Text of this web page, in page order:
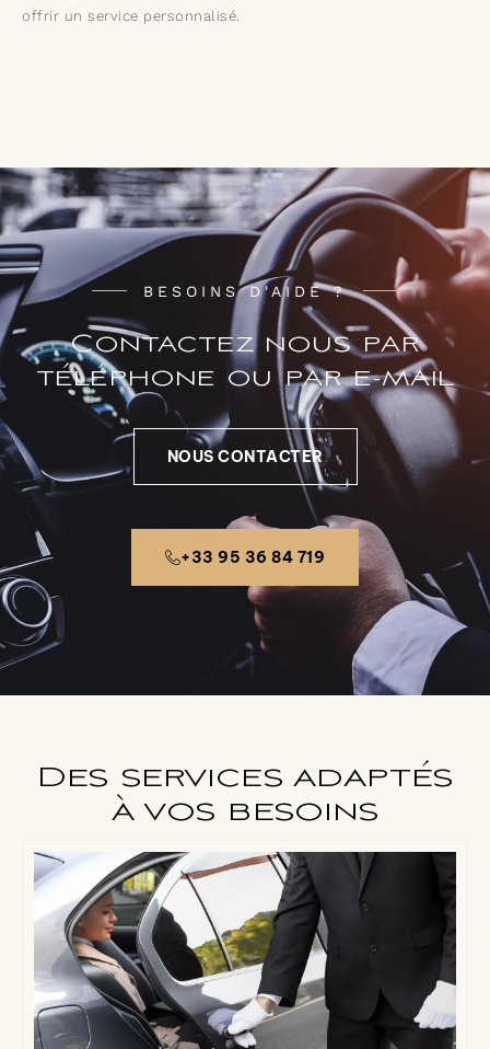
offrir un service personnalisé.
BESOINS D'AIDE ?
Contactez nous par
téléphone ou par e-mail
NOUS CONTACTER
+33 95 36 84 719
Des services adaptés
à vos besoins